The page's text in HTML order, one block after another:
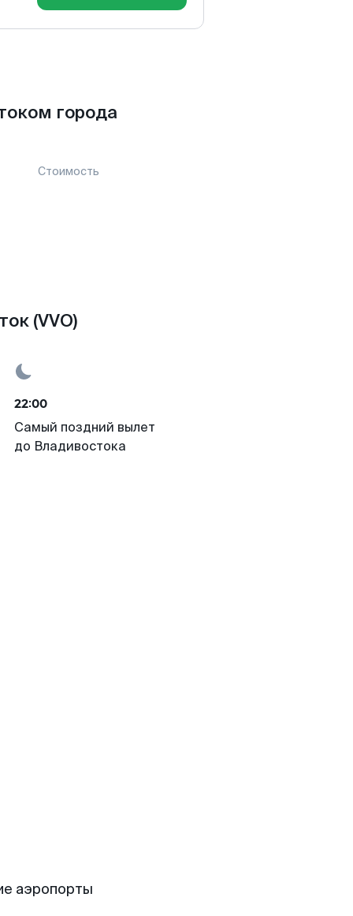
города
Стоимость
(VVO)
22:00
Самый поздний вылет
до Владивостока
аэропорты